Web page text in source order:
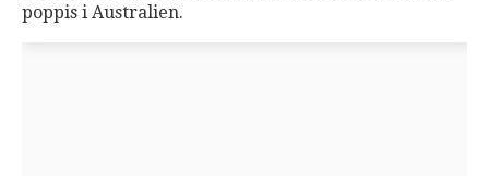
poppis i Australien.